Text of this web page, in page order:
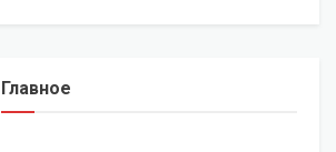
Главное
ЭКОНОМИКА